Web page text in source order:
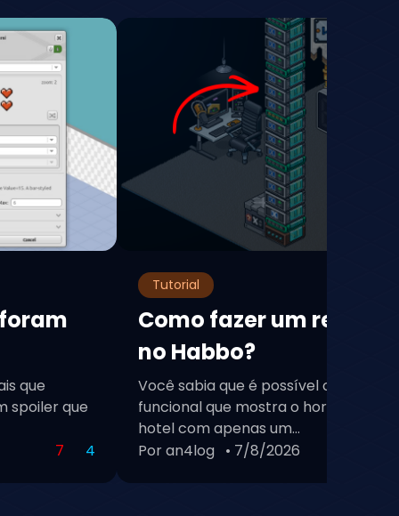
que
spoiler que
7 4
Tutorial
Como fazer um
no Habbo?
Você sabia que é possível criar um
funcional que mostra o horário de
hotel com apenas um...
Por an4log • 7/8/2026